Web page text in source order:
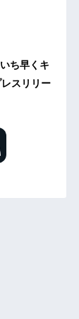
ち早くキ
スリリー